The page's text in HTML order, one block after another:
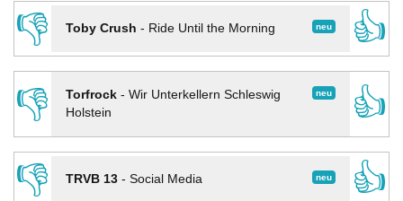
👎
neu
Toby Crush - Ride Until the Morning
👍
👎
neu
Torfrock- Wir Unterkellern Schleswig
Holstein
👍
👎
neu
TRVB 13- Social Media
👍